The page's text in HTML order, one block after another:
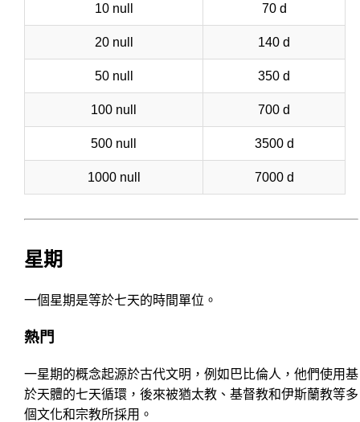
10 null 70 d
20 null 140 d
50 null 350 d
100 null 700 d
500 null 3500 d
1000 null 7000 d
星期
一個星期是等於七天的時間單位。
熱門
一星期的概念起源於古代文明，例如巴比倫人，他們使用基
於天體的七天循環，後來被猶太教、基督教和伊斯蘭教等多
個文化和宗教所採用。